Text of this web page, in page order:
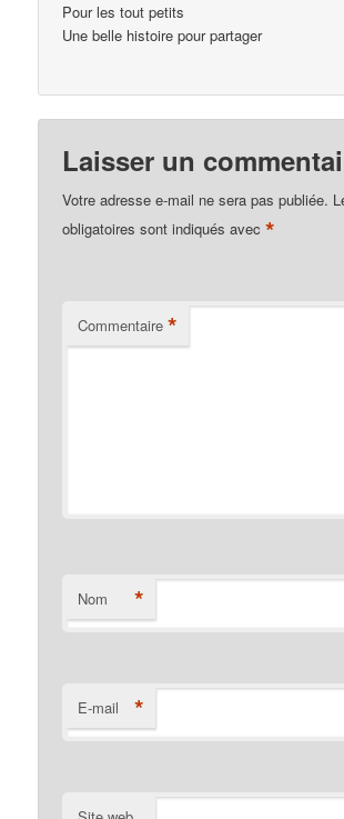
Pour les tout petits
Une belle histoire pour partager
Laisser un
Votre adresse e-mail ne sera pas publiée.
obligatoires sont indiqués avec*
Commentaire *
Nom *
E-mail *